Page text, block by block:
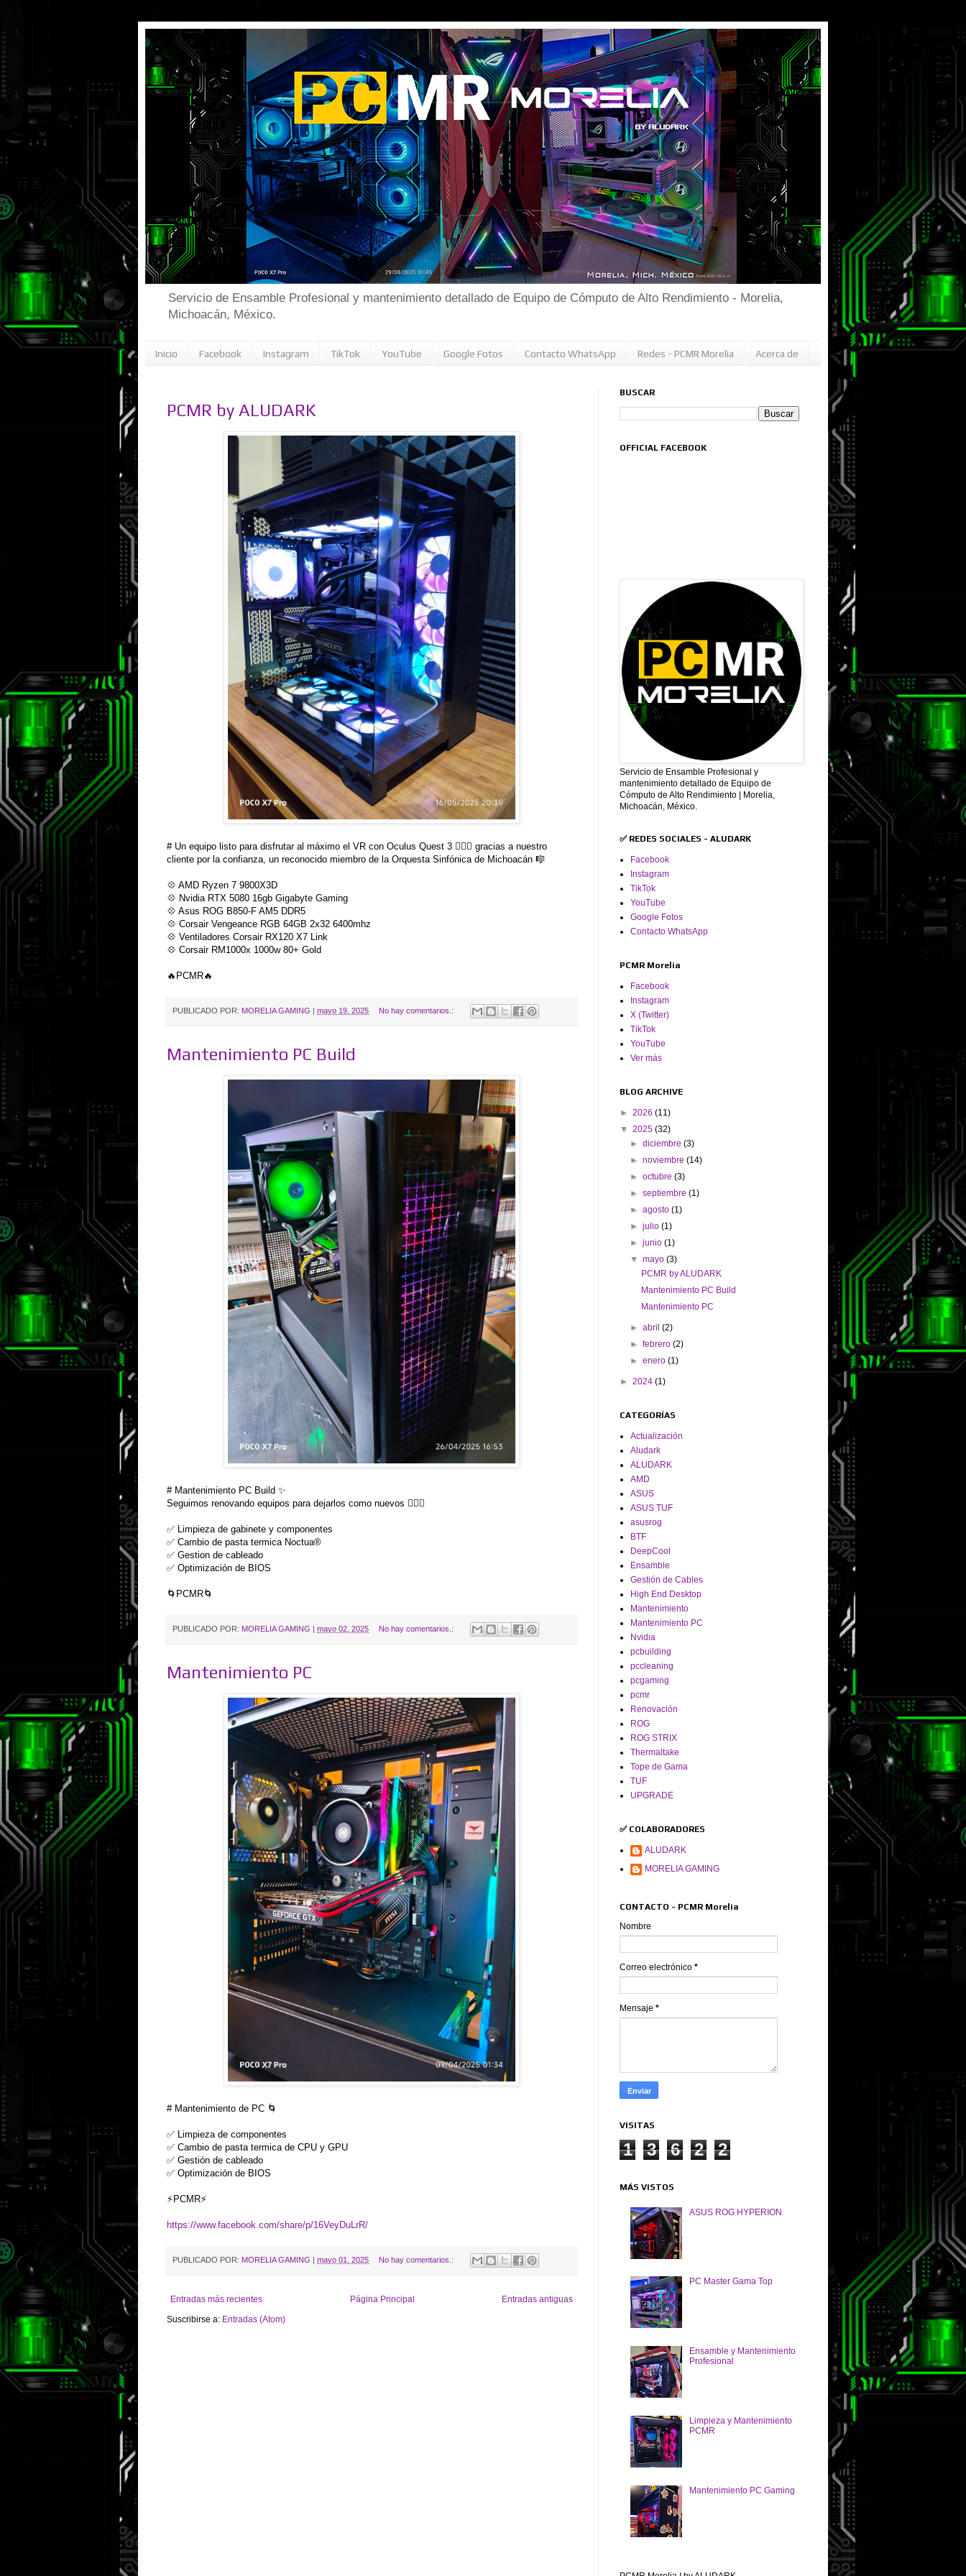
Servicio de Ensamble Profesional y mantenimiento detallado de Equipo de Cómputo de Alto Rendimiento - Morelia,
Michoacán, México.
Inicio Facebook Instagram TikTok YouTube Google Fotos Contacto WhatsApp Redes - PCMR Morelia Acerca de
PCMR by ALUDARK
# Un equipo listo para disfrutar al máximo el VR con Oculus Quest 3 👌🏼😎 gracias a nuestro
cliente por la confianza, un reconocido miembro de la Orquesta Sinfónica de Michoacán 🎼
💠 AMD Ryzen 7 9800X3D
💠 Nvidia RTX 5080 16gb Gigabyte Gaming
💠 Asus ROG B850-F AM5 DDR5
💠 Corsair Vengeance RGB 64GB 2x32 6400mhz
💠 Ventiladores Corsair RX120 X7 Link
💠 Corsair RM1000x 1000w 80+ Gold
🔥PCMR🔥
PUBLICADO POR: MORELIA GAMING | mayo 19, 2025 No hay comentarios.:
Mantenimiento PC Build
# Mantenimiento PC Build ✨
Seguimos renovando equipos para dejarlos como nuevos 👌🏼😌
✅ Limpieza de gabinete y componentes
✅ Cambio de pasta termica Noctua®️
✅ Gestion de cableado
✅ Optimización de BIOS
🌀PCMR🌀
PUBLICADO POR: MORELIA GAMING | mayo 02, 2025 No hay comentarios.:
Mantenimiento PC
# Mantenimiento de PC 🌀
✅ Limpieza de componentes
✅ Cambio de pasta termica de CPU y GPU
✅ Gestión de cableado
✅ Optimización de BIOS
⚡PCMR⚡
https://www.facebook.com/share/p/16VeyDuLrR/
PUBLICADO POR: MORELIA GAMING | mayo 01, 2025 No hay comentarios.:
Entradas más recientes Entradas antiguas
Página Principal
Suscribirse a: Entradas (Atom)
BUSCAR
OFFICIAL FACEBOOK
Servicio de Ensamble Profesional y
mantenimiento detallado de Equipo de
Cómputo de Alto Rendimiento | Morelia,
Michoacán, México.
✅ REDES SOCIALES - ALUDARK
Facebook
Instagram
TikTok
YouTube
Google Fotos
Contacto WhatsApp
PCMR Morelia
Facebook
Instagram
X (Twitter)
TikTok
YouTube
Ver más
BLOG ARCHIVE
► 2026 (11)
▼ 2025 (32)
►diciembre(3)
►noviembre(14)
►octubre(3)
►septiembre(1)
►agosto(1)
►julio(1)
►junio(1)
▼mayo(3)
PCMR by ALUDARK
Mantenimiento PC Build
Mantenimiento PC
►abril(2)
►febrero(2)
►enero(1)
► 2024 (1)
CATEGORÍAS
Actualización
Aludark
ALUDARK
AMD
ASUS
ASUS TUF
asusrog
BTF
DeepCool
Ensamble
Gestión de Cables
High End Desktop
Mantenimiento
Mantenimiento PC
Nvidia
pcbuilding
pccleaning
pcgaming
pcmr
Renovación
ROG
ROG STRIX
Thermaltake
Tope de Gama
TUF
UPGRADE
✅ COLABORADORES
ALUDARK
MORELIA GAMING
CONTACTO - PCMR Morelia
Nombre
Correo electrónico *
Mensaje *
VISITAS
1 3 6 2 2
MÁS VISTOS
ASUS ROG HYPERION
PC Master Gama Top
Ensamble y Mantenimiento
Profesional
Limpieza y Mantenimiento
PCMR
Mantenimiento PC Gaming